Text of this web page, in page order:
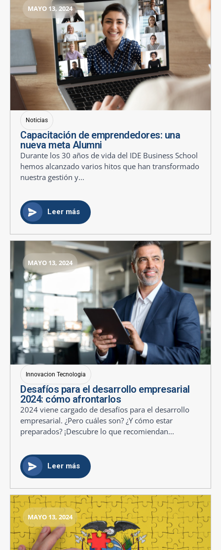
MAYO 13, 2024
Noticias
Capacitación de emprendedores: una
nueva meta Alumni
Durante los 30 años de vida del IDE Business School
hemos alcanzado varios hitos que han transformado
nuestra gestión y...
Leer más
MAYO 13, 2024
Innovacion Tecnologia
Desafíos para el desarrollo empresarial
2024: cómo afrontarlos
2024 viene cargado de desafíos para el desarrollo
empresarial. ¿Pero cuáles son? ¿Y cómo estar
preparados? ¡Descubre lo que recomiendan...
Leer más
MAYO 13, 2024